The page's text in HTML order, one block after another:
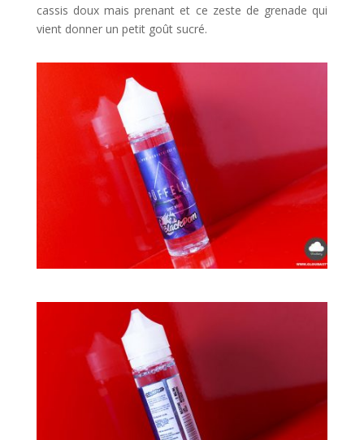
cassis doux mais prenant et ce zeste de grenade qui
vient donner un petit goût sucré.